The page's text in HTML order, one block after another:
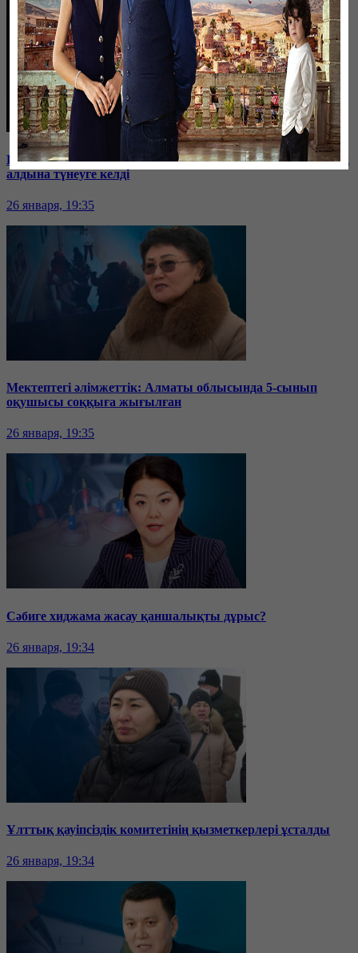
Баспанасын ала алмай жүрген бір топ шымкенттік әкімдік
алдына түнеуге келді
26 января, 19:35
Мектептегі әлімжеттік: Алматы облысында 5-сынып
оқушысы соққыға жығылған
26 января, 19:35
Сәбиге хиджама жасау қаншалықты дұрыс?
26 января, 19:34
Ұлттық қауіпсіздік комитетінің қызметкерлері ұсталды
26 января, 19:34